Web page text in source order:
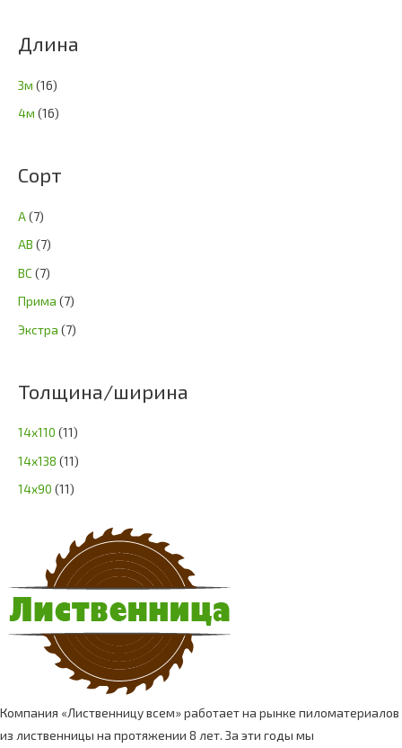
Длина
3м (16)
4м (16)
Сорт
А(7)
АВ (7)
ВС (7)
Прима (7)
Экстра (7)
Толщина/ширина
14х110 (11)
14х138 (11)
14х90 (11)
Компания «Лиственницу всем» работает на рынке пиломатериалов
из лиственницы на протяжении 8 лет. За эти годы мы